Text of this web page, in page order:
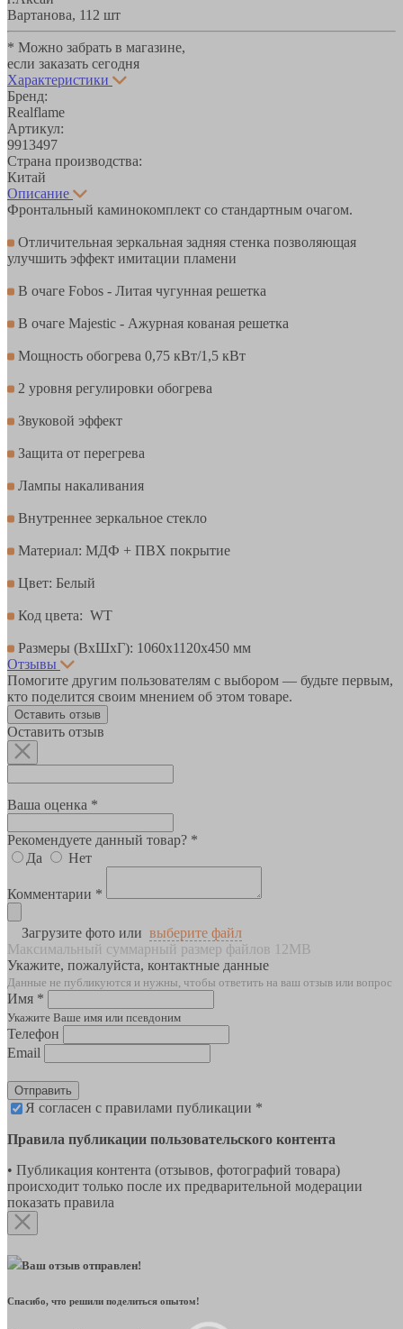
Вартанова, 11 2 шт
* Можно забрать в магазине,
если заказать сегодня
Характеристики
Бренд:
Realflame
Артикул:
9913497
Страна производства:
Китай
Описание
Фронтальный каминокомплект со стандартным очагом.
Отличительная зеркальная задняя стенка позволяющая
улучшить эффект имитации пламени
В очаге Fobos - Литая чугунная решетка
В очаге Majestic - Ажурная кованая решетка
Мощность обогрева 0,75 кВт/1,5 кВт
2 уровня регулировки обогрева
Звуковой эффект
Защита от перегрева
Лампы накаливания
Внутреннее зеркальное стекло
Материал: МДФ + ПВХ покрытие
Цвет: Белый
Код цвета: WT
Размеры (ВхШхГ): 1060х1120х450 мм
Отзывы
Помогите другим пользователям с выбором — будьте первым,
кто поделится своим мнением об этом товаре.
Оставить отзыв
Оставить отзыв
Ваша оценка *
Рекомендуете данный товар? *
Да
Нет
Комментарии *
Загрузите фото или выберите файл
Максимальный суммарный размер файлов 12MB
Укажите, пожалуйста, контактные данные
Данные не публикуются и нужны, чтобы ответить на ваш отзыв или вопрос
Имя *
Укажите Ваше имя или псевдоним
Телефон
Email
Отправить
Я согласен с правилами публикации *
Правила публикации пользовательского контента
• Публикация контента (отзывов, фотографий товара)
происходит только после их предварительной модерации
показать правила
Ваш отзыв отправлен!
Спасибо, что решили поделиться опытом!